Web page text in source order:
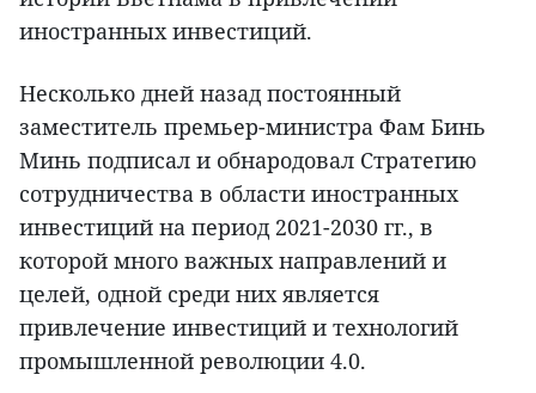
иностранных инвестиций.
Несколько дней назад постоянный
заместитель премьер-министра Фам Бинь
Минь подписал и обнародовал Стратегию
сотрудничества в области иностранных
инвестиций на период 2021-2030 гг., в
которой много важных направлений и
целей, одной среди них является
привлечение инвестиций и технологий
промышленной революции 4.0.